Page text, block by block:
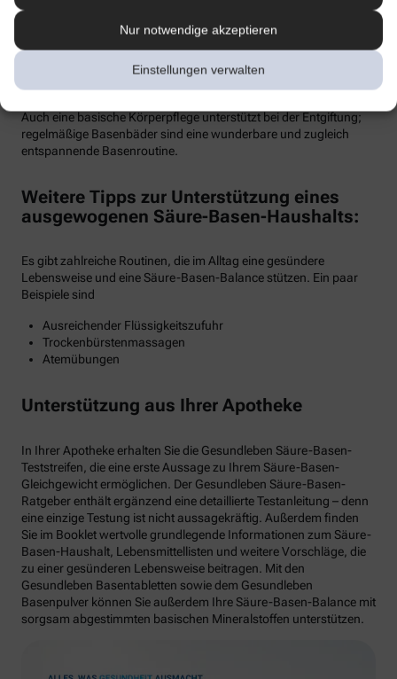
Nur notwendige akzeptieren
Einstellungen verwalten
Fall auch ein effektives Stressmanagement zu betreiben, um dem
Organismus ausreichend Regenerationsmöglichkeit zu bieten.
Auch Bewegung spielt eine große Rolle – auch sie entspannt und
erleichtert dem Körper u.a. durch Schwitzen die Entgiftung.
Auch eine basische Körperpflege unterstützt bei der Entgiftung;
regelmäßige Basenbäder sind eine wunderbare und zugleich
entspannende Basenroutine.
Weitere Tipps zur Unterstützung eines
ausgewogenen Säure-Basen-Haushalts:
Es gibt zahlreiche Routinen, die im Alltag eine gesündere
Lebensweise und eine Säure-Basen-Balance stützen. Ein paar
Beispiele sind
Ausreichender Flüssigkeitszufuhr
Trockenbürstenmassagen
Atemübungen
Unterstützung aus Ihrer Apotheke
In Ihrer Apotheke erhalten Sie die Gesundleben Säure-Basen-
Teststreifen, die eine erste Aussage zu Ihrem Säure-Basen-
Gleichgewicht ermöglichen. Der Gesundleben Säure-Basen-
Ratgeber enthält ergänzend eine detaillierte Testanleitung – denn
eine einzige Testung ist nicht aussagekräftig. Außerdem finden
Sie im Booklet wertvolle grundlegende Informationen zum Säure-
Basen-Haushalt, Lebensmittellisten und weitere Vorschläge, die
zu einer gesünderen Lebensweise beitragen. Mit den
Gesundleben Basentabletten sowie dem Gesundleben
Basenpulver können Sie außerdem Ihre Säure-Basen-Balance mit
sorgsam abgestimmten basischen Mineralstoffen unterstützen.